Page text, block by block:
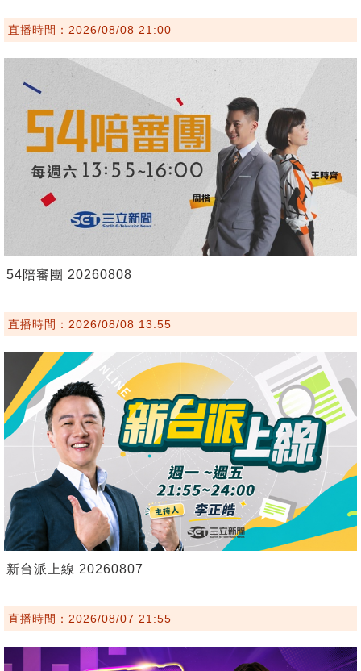
直播時間：2026/08/08 21:00
54陪審團 20260808
直播時間：2026/08/08 13:55
新台派上線 20260807
直播時間：2026/08/07 21:55